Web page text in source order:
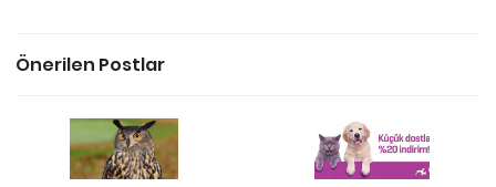
Önerilen Postlar